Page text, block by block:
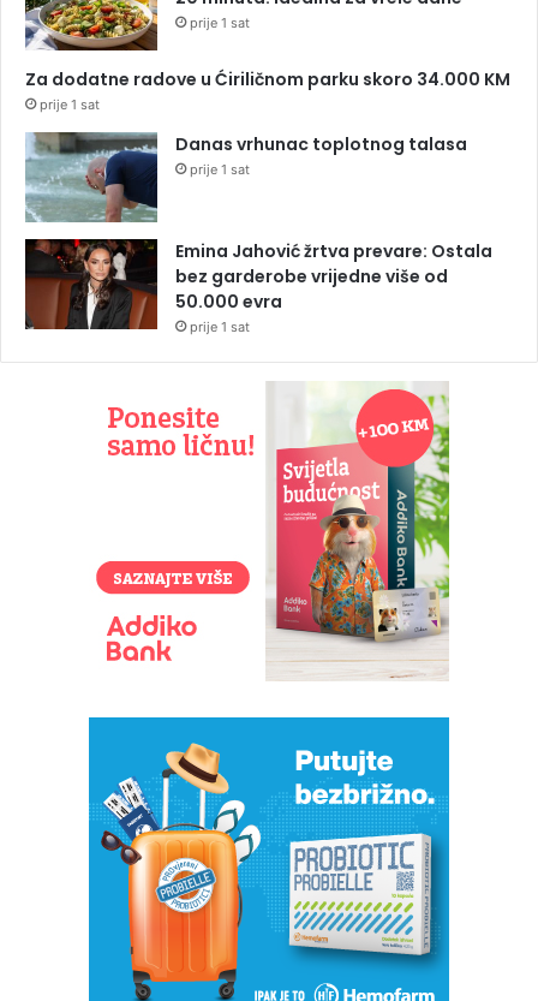
prije 1 sat
Za dodatne radove u Ćiriličnom parku skoro 34.000 KM
prije 1 sat
Danas vrhunac toplotnog talasa
prije 1 sat
Emina Jahović žrtva prevare: Ostala
bez garderobe vrijedne više od
50.000 evra
prije 1 sat